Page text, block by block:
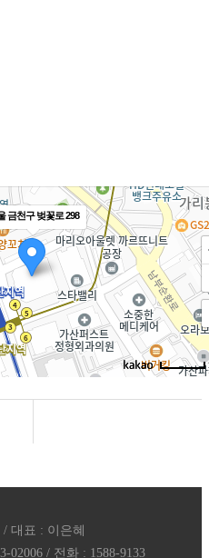
금천구 벚꽃로 298
대표 : 이은혜
02006 / 전화 : 1588-9133